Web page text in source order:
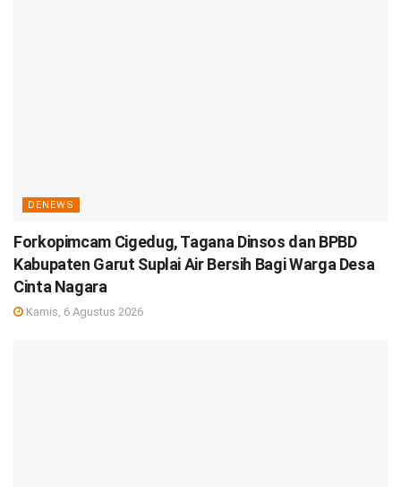
DENEWS
Forkopimcam Cigedug, Tagana Dinsos dan BPBD
Kabupaten Garut Suplai Air Bersih Bagi Warga Desa
Cinta Nagara
Kamis, 6 Agustus 2026